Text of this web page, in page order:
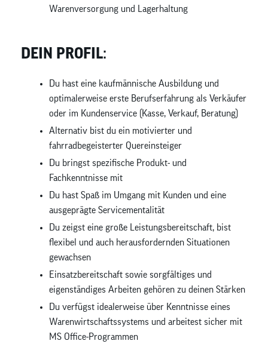
Warenversorgung und Lagerhaltung
DEIN PROFIL:
Du hast eine kaufmännische Ausbildung und
optimalerweise erste Berufserfahrung als Verkäufer
oder im Kundenservice (Kasse, Verkauf, Beratung)
Alternativ bist du ein motivierter und
fahrradbegeisterter Quereinsteiger
Du bringst spezifische Produkt- und
Fachkenntnisse mit
Du hast Spaß im Umgang mit Kunden und eine
ausgeprägte Servicementalität
Du zeigst eine große Leistungsbereitschaft, bist
flexibel und auch herausfordernden Situationen
gewachsen
Einsatzbereitschaft sowie sorgfältiges und
eigenständiges Arbeiten gehören zu deinen Stärken
Du verfügst idealerweise über Kenntnisse eines
Warenwirtschaftssystems und arbeitest sicher mit
MS Office-Programmen